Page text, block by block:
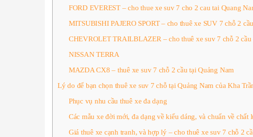
FORD EVEREST – cho thue xe suv 7 cho 2 cau tai Quang
MITSUBISHI PAJERO SPORT – cho thuê xe SUV 7 chỗ 2
CHEVROLET TRAILBLAZER – cho thuê xe suv 7 chỗ 2 cầu
NISSAN TERRA
MAZDA CX8 – thuê xe suv 7 chỗ 2 cầu tại Quảng Nam
Lý do để bạn chọn thuê xe suv 7 chỗ tại Quảng Nam của Kha
Phục vụ nhu cầu thuê xe đa dạng
Các mẫu xe đời mới, đa dạng về kiểu dáng, và chuẩn về chất
Giá thuê xe cạnh tranh, và hợp lý – cho thuê xe suv 7 chỗ 2